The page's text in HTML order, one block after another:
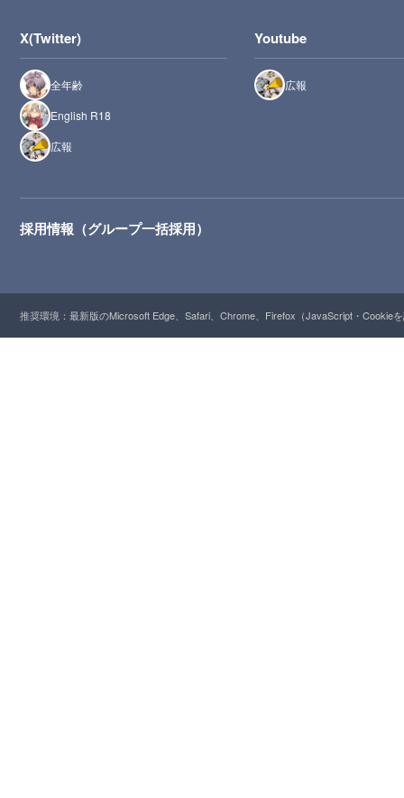
X(Twitter)
全年齢
English R18
広報
Youtube
広報
採用情報（グループ一括採用）
推奨環境：最新版のMicrosoft Edge、Safari、Chrome、Firefox（JavaScript・Cookie